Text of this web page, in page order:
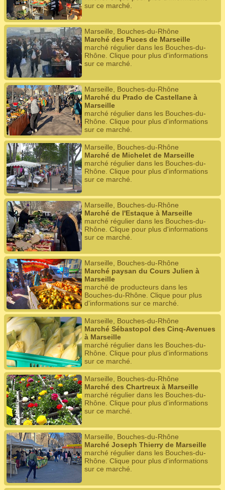
sur ce marché.
Marseille, Bouches-du-Rhône
Marché des Puces de Marseille
marché régulier dans les Bouches-du-
Rhône. Clique pour plus d'informations
sur ce marché.
Marseille, Bouches-du-Rhône
Marché du Prado de Castellane à
Marseille
marché régulier dans les Bouches-du-
Rhône. Clique pour plus d'informations
sur ce marché.
Marseille, Bouches-du-Rhône
Marché de Michelet de Marseille
marché régulier dans les Bouches-du-
Rhône. Clique pour plus d'informations
sur ce marché.
Marseille, Bouches-du-Rhône
Marché de l'Estaque à Marseille
marché régulier dans les Bouches-du-
Rhône. Clique pour plus d'informations
sur ce marché.
Marseille, Bouches-du-Rhône
Marché paysan du Cours Julien à
Marseille
marché de producteurs dans les
Bouches-du-Rhône. Clique pour plus
d'informations sur ce marché.
Marseille, Bouches-du-Rhône
Marché Sébastopol des Cinq-Avenues
à Marseille
marché régulier dans les Bouches-du-
Rhône. Clique pour plus d'informations
sur ce marché.
Marseille, Bouches-du-Rhône
Marché des Chartreux à Marseille
marché régulier dans les Bouches-du-
Rhône. Clique pour plus d'informations
sur ce marché.
Marseille, Bouches-du-Rhône
Marché Joseph Thierry de Marseille
marché régulier dans les Bouches-du-
Rhône. Clique pour plus d'informations
sur ce marché.